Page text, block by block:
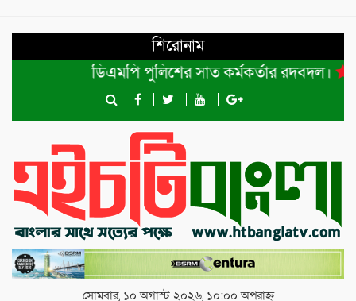
শিরোনাম
ডিএমপি পুলিশের সাত কর্মকর্তার রদবদল।
শেখ
সোমবার, ১০ অগাস্ট ২০২৬, ১০:০০ অপরাহ্ন